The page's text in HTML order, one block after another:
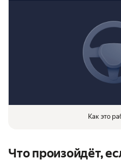
Как это
Что произойдёт,